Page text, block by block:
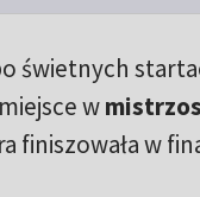
świetnych
w
finiszowała w